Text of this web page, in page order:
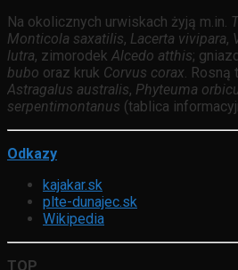
Na okolicznych urwiskach żyją m.in.
Monticola saxatilis, Lacerta vivipara,
lutra, zimorodek Alcedo atthis;
bubo oraz kruk Corvus corax. Rosną
Astragalus australis, Phyteuma
serpentimontanus (tablica
Odkazy
kajakar.sk
plte-dunajec.sk
Wikipedia
TOP